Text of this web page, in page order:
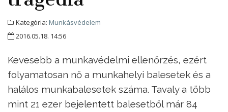
Kategória: Munkásvédelem
2016.05.18. 14:56
Kevesebb a munkavédelmi ellenőrzés, ezért
folyamatosan nő a munkahelyi balesetek és a
halálos munkabalesetek száma. Tavaly a több
mint 21 ezer bejelentett balesetből már 84